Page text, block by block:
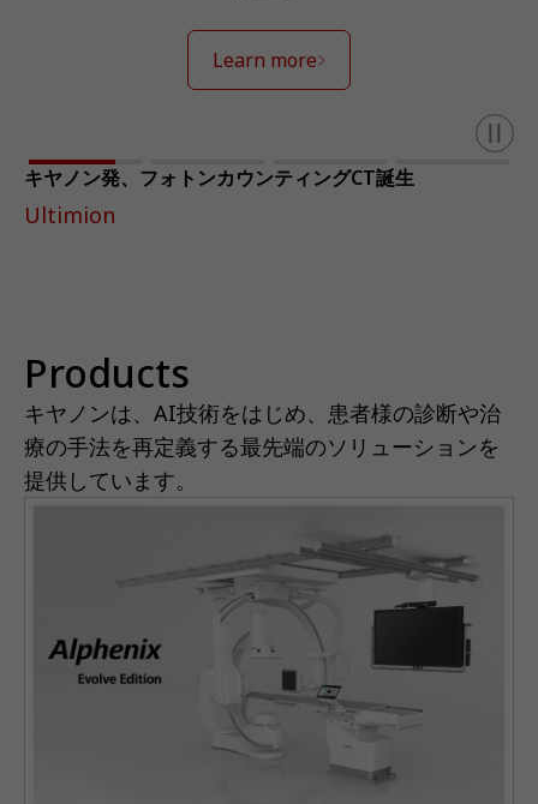
Learn more
キヤノン発、フォトンカウンティングCT誕生
Ultimion
Products
キヤノンは、AI技術をはじめ、患者様の診断や治
療の手法を再定義する最先端のソリューションを
提供しています。